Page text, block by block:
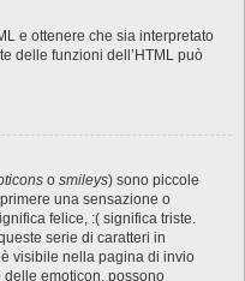
e ottenere che sia interpretato
delle funzioni dell’HTML può
o smileys) sono piccole
una sensazione o
felice, :( significa triste.
serie di caratteri in
visibile nella pagina di invio
delle emoticon, possono